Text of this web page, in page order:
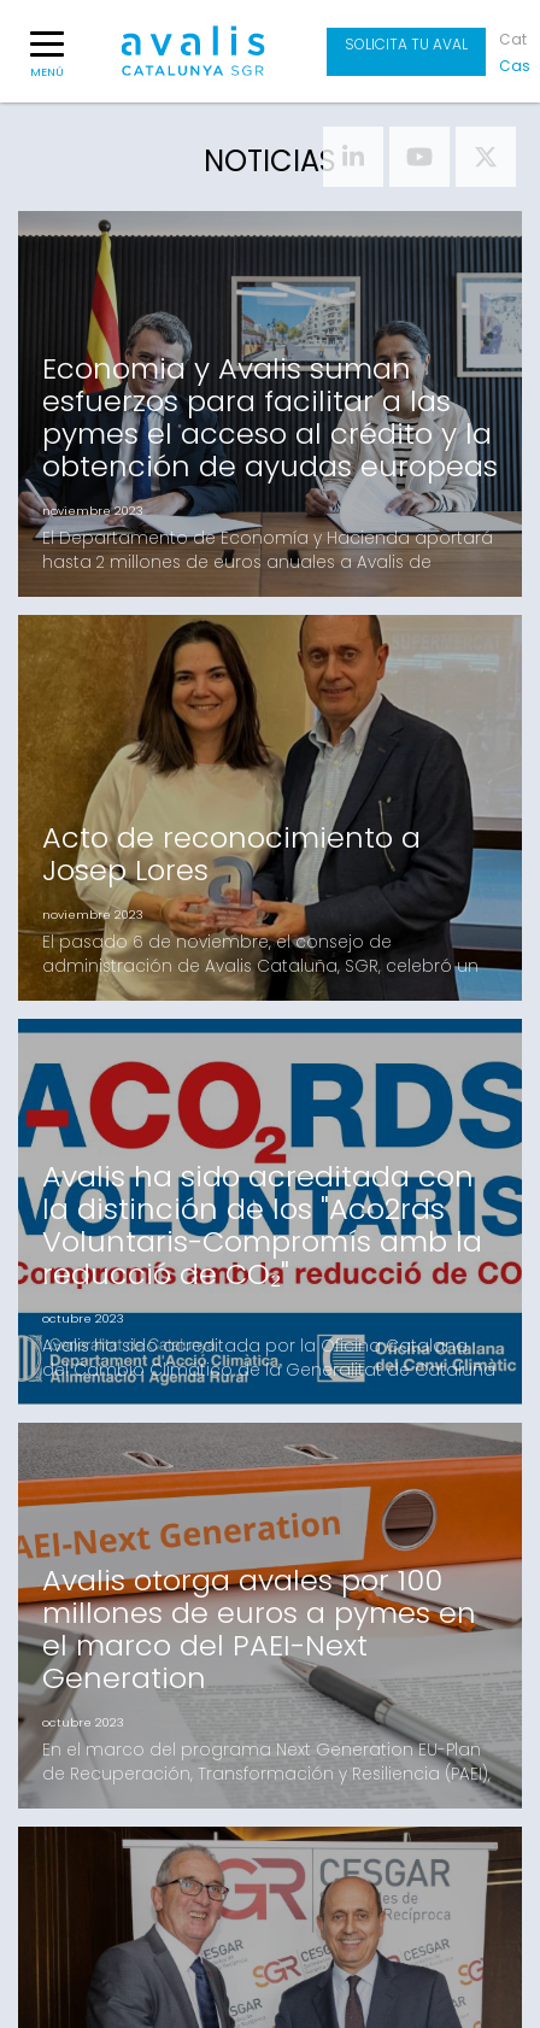
MENÚ
SOLICITA TU AVAL
Cat
Cas
NOTICIAS
Economia y Avalis suman
esfuerzos para facilitar a las
pymes el acceso al crédito y la
obtención de ayudas europeas
noviembre 2023
El Departamento de Economía y Hacienda aportará
hasta 2 millones de euros anuales a Avalis de
de los avales durante los primeros cinco añosLos
beneficiarios serán empresas que facturen entre 1 y
50 millones de euros y empresas que hayan
solicitado ayudas públicas que requieran un aval,
incluidos lo
Acto de reconocimiento a
Josep Lores
noviembre 2023
El pasado 6 de noviembre, el consejo de
administración de Avalis Cataluña, SGR, celebró un
acto de reconocimiento a Josep Lores, para
agradecer su implicación y dedicación al frente de
Avalis durante los 10 años que ha ejercido de
consejero delegado a la entidad publicoprivada.
Durante el acto, Josep Lores recibió de la mano de
Vanessa Servera, pre
Avalis ha sido acreditada con
la distinción de los "Aco2rds
Voluntaris-Compromís amb la
reducció de CO₂"
octubre 2023
Avalis ha sido acreditada por la Oficina Catalana
del Cambio Climático de la Generalitat de Cataluña
con la distinción "Aco2rds Voluntaris-Compromís
amb la reducció de CO₂" por su implicación en la
lucha contra el cambio climático. Avalis ha
calculado su huella de carbono por primera vez y el
resultado de este estudio ha revelado que en 2022,
Avalis otorga avales por 100
millones de euros a pymes en
el marco del PAEI-Next
Generation
octubre 2023
En el marco del programa Next Generation EU-Plan
de Recuperación, Transformación y Resiliencia (PAEI),
Avales, sociedad de garantía recíproca de Cataluña,
ha cerrado 313 operaciones con 272 empresas por
un valor de 100 millones de euros el tercer trimestre
de 2023. La consejera delegada de Avalis, Anna
Alvarez, destaca que "el volumen de estas oper